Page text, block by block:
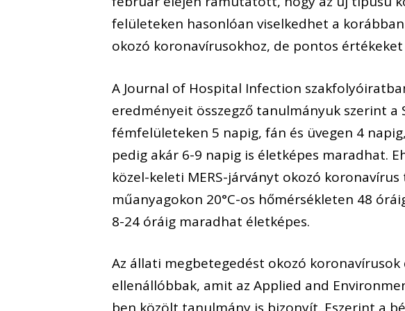
felületeken hasonlóan viselkedhet a
okozó koronavírusokhoz, de pontos
A Journal of Hospital Infection
eredményeit összegző tanulmányuk szerint a
fémfelületeken 5 napig, fán és üvegen 4
pedig akár 6-9 napig is életképes maradhat.
közel-keleti MERS-járványt okozó
műanyagokon 20°C-os hőmérsékleten 48
8-24 óráig maradhat életképes.
Az állati megbetegedést okozó koronavírusok
ellenállóbbak, amit az Applied and